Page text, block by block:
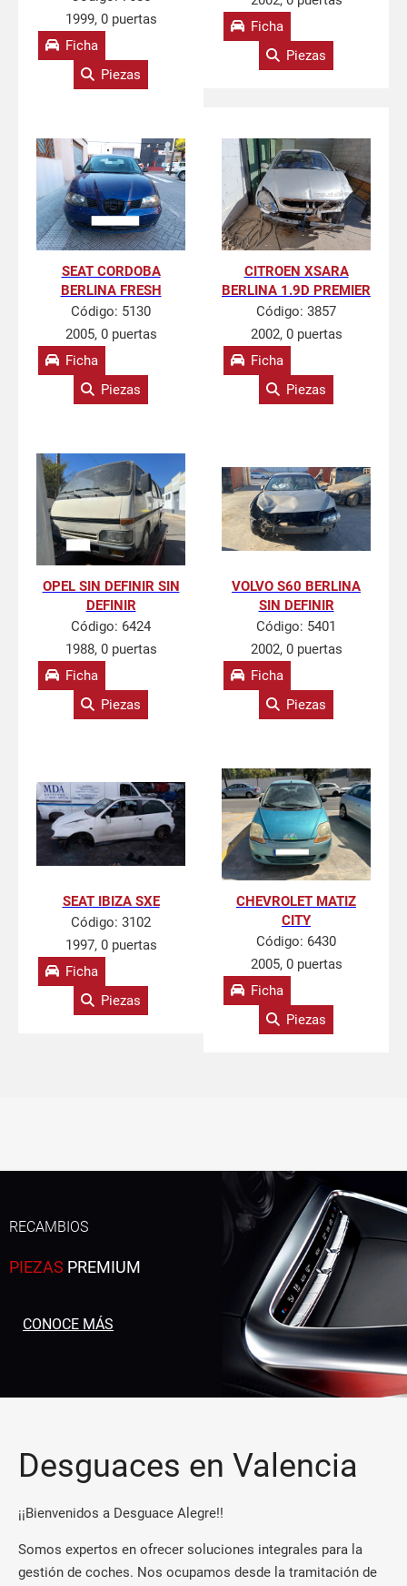
1999, 0 puertas
Ficha
Piezas
Ficha
Piezas
SEAT CORDOBA
BERLINA FRESH
Código: 5130
2005, 0 puertas
Ficha
Piezas
CITROEN XSARA
BERLINA 1.9D PREMIER
Código: 3857
2002, 0 puertas
Ficha
Piezas
OPEL SIN DEFINIR SIN
DEFINIR
Código: 6424
1988, 0 puertas
Ficha
Piezas
VOLVO S60 BERLINA
SIN DEFINIR
Código: 5401
2002, 0 puertas
Ficha
Piezas
SEAT IBIZA SXE
Código: 3102
1997, 0 puertas
Ficha
Piezas
CHEVROLET MATIZ
CITY
Código: 6430
2005, 0 puertas
Ficha
Piezas
RECAMBIOS
PIEZAS PREMIUM
CONOCE MÁS
Desguaces en Valencia
¡¡Bienvenidos a Desguace Alegre!!
Somos expertos en ofrecer soluciones integrales para la
gestión de coches. Nos ocupamos desde la tramitación de